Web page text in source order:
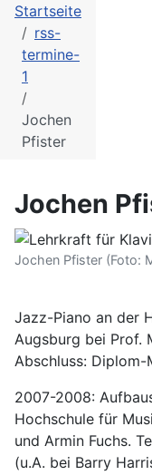
Startseite
rss-
termine-
1
Jochen
Pfister
Jochen
Jochen Pfister (Foto:
Jazz-Piano an der
Augsburg bei Prof.
Abschluss:
2007-2008:
Hochschule für
und Armin Fuchs.
(u.A. bei Barry